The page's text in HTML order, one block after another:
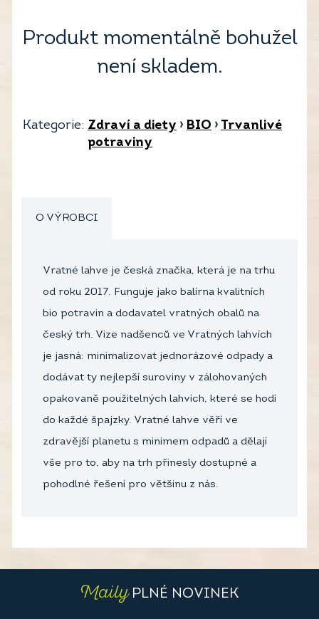
Produkt momentálně bohužel
není skladem.
Kategorie: Zdraví a diety › BIO › Trvanlivé
potraviny
O VÝROBCI
Vratné lahve je česká značka, která je na trhu
od roku 2017. Funguje jako balírna kvalitních
bio potravin a dodavatel vratných obalů na
český trh. Vize nadšenců ve Vratných lahvích
je jasná: minimalizovat jednorázové odpady a
dodávat ty nejlepší suroviny v zálohovaných
opakovaně použitelných lahvích, které se hodí
do každé špajzky. Vratné lahve věří ve
zdravější planetu s minimem odpadů a dělají
vše pro to, aby na trh přinesly dostupné a
pohodlné řešení pro většinu z nás.
MailyPLNÉ NOVINEK